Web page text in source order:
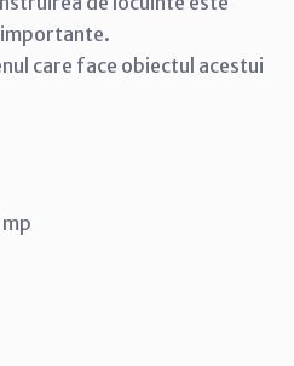
care face obiectul acestui